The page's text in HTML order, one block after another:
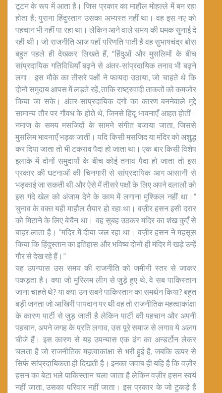
टूटन के रूप में आता है। जिस प्रकार का माहौल मोहल्ले में बन रहा
होता है; पुराना हिंदुस्तान उसका अभ्यस्त नहीं था। वह इस नए को
पहचान भी नहीं पा रहा था। लेकिन आने वाले समय की धमक सुनाई दे
रही थी। जो राजनीति आज यहाँ परिणति पाती है वह सुभाषचंद्र बोस
बहुत पहले ही देखकर लिखते हैं, “हिंदुओं और मुसलिमों के बीच
सांप्रदायिक गतिविधियाँ बढ़ने से अंतर-सांप्रदायिक तनाव भी बढ़ने
लगा। इस मौके का तीसरे पक्षों ने फायदा उठाया, जो चाहते थे कि
दोनों समुदाय आपस में लड़ते रहें, ताकि राष्ट्रवादी ताकतों को कमजोर
किया जा सके। अंतर-सांप्रदायिक दंगों का कारण बननेवाले मुद्दे
सामान्य तौर पर गौवध के होते थे, जिनसे हिंदू भावनाएँ आहत होतीं।
नमाज के समय मसजिदों के सामने संगीत बजाया जाता, जिससे
मुसलिम भावनाएँ भड़क जातीं। यदि किसी मसजिद या मंदिर को अशुद्ध
कर दिया जाता तो भी टकराव पैदा हो जाता था। एक बार किसी विशेष
इलाके में दोनों समुदायों के बीच कोई तनाव पैदा हो जाता तो इस
प्रकार की घटनाओं की चिनगारी से सांप्रदायिक आग आसानी से
भड़काई जा सकती थी और ऐसे में तीसरे पक्षों के लिए अपने दलालों को
इस गंदे खेल को अंजाम देने के काम में लगाना मुश्किल नहीं था।”
चुनाव के वक्त यही माहौल तैयार हो रहा था। वज़ीर हसन इसी दरार
को मिटाने के लिए बेचैन था। वह सुबह उठकर मंदिर का शंख कुएँ से
बाहर लाता है। “मंदिर में दीया जल रहा था। वज़ीर हसन ने महसूस
किया कि हिंदुस्तान का इतिहास और भविष्य दोनों ही मंदिर में खड़े उन्हें
गौर से देख रहे हैं।”
यह उपन्यास उस समय की राजनीति को जमीनी स्तर से जाकर
पकड़ता है। क्या जो मुस्लिम लीग से जुड़े हुए थे, वे सब पाकिस्तान
जाना चाहते थे? या क्या उन सबने पाकिस्तान का समर्थन किया? बहुत
बड़ी जनता जो आखिरी पायदान पर थी वह तो राजनीतिक महत्वाकांक्षा
के कारण पार्टी से जुड़ जाती है लेकिन पार्टी की पहचान और अपनी
पहचान, अपने जगह के प्रति लगाव, उस पूरे समाज से लगाव ये अलग
चीजे हैं। इस कारण से यह उपन्यास एक ढंग का अन्डर्टोन लेकर
चलता है जो राजनीतिक महत्वाकांक्षा से भरी हुई है, जबकि ऊपर से
सिर्फ सांप्रदायिकता ही दिखती है। इनका जवाब ही यहि है कि वज़ीर
हसन का बेटा भले पाकिस्तान चला जाता है लेकिन वज़ीर हसन स्वयं
नहीं जाता, उसका परिवार नहीं जाता। इस प्रकार के जो टुकड़े हैं